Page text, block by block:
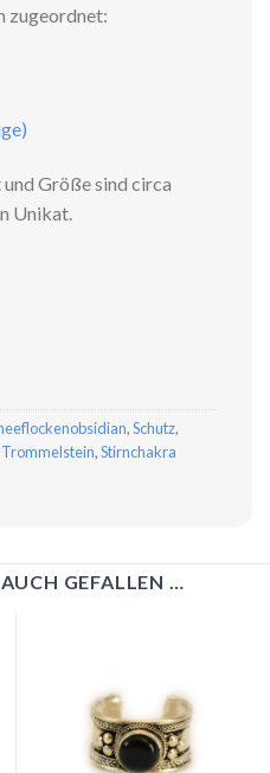
zugeordnet:
Größe sind circa
Unikat.
,Schutz,
Trommelstein,Stirnchakra
GEFALLEN …